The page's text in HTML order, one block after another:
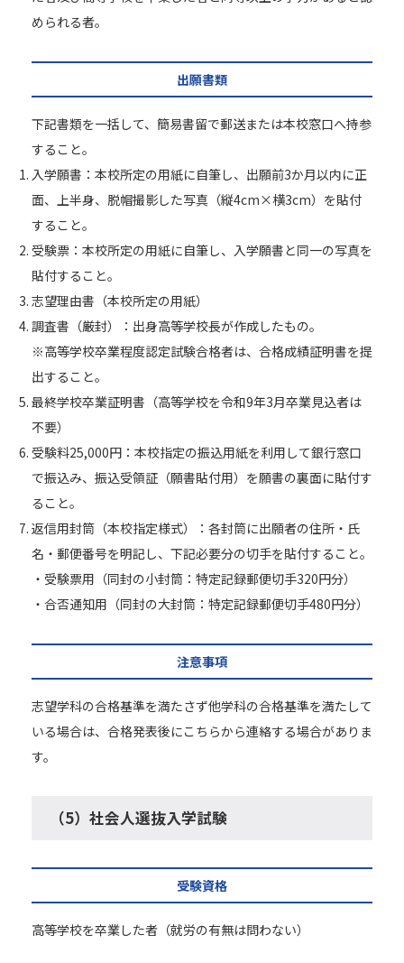
められる者。
出願書類
下記書類を一括して、簡易書留で郵送または本校窓口へ持参
すること。
入学願書：本校所定の用紙に自筆し、出願前3か月以内に正
面、上半身、脱帽撮影した写真（縦4cm×横3cm）を貼付
すること。
受験票：本校所定の用紙に自筆し、入学願書と同一の写真を
貼付すること。
志望理由書（本校所定の用紙）
調査書（厳封）：出身高等学校長が作成したもの。
※高等学校卒業程度認定試験合格者は、合格成績証明書を提
出すること。
最終学校卒業証明書（高等学校を令和9年3月卒業見込者は
不要）
受験料25,000円：本校指定の振込用紙を利用して銀行窓口
で振込み、振込受領証（願書貼付用）を願書の裏面に貼付す
ること。
返信用封筒（本校指定様式）：各封筒に出願者の住所・氏
名・郵便番号を明記し、下記必要分の切手を貼付すること。
・受験票用（同封の小封筒：特定記録郵便切手320円分）
・合否通知用（同封の大封筒：特定記録郵便切手480円分）
注意事項
志望学科の合格基準を満たさず他学科の合格基準を満たして
いる場合は、合格発表後にこちらから連絡する場合がありま
す。
（5）社会人選抜入学試験
受験資格
高等学校を卒業した者（就労の有無は問わない）